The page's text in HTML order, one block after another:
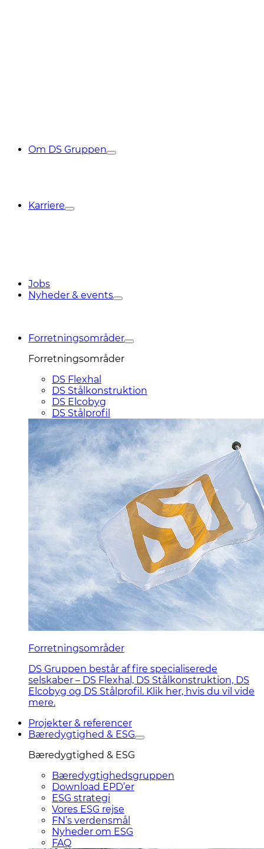
Om DS Gruppen
Karriere
Jobs
Nyheder & events
Forretningsområder
Forretningsområder
DS Flexhal
DS Stålkonstruktion
DS Elcobyg
DS Stålprofil
Forretningsområder
DS Gruppen består af fire specialiserede
selskaber – DS Flexhal, DS Stålkonstruktion, DS
Elcobyg og DS Stålprofil. Klik her, hvis du vil vide
mere.
Projekter & referencer
Bæredygtighed & ESG
Bæredygtighed & ESG
Bæredygtighedsgruppen
Download EPD’er
ESG strategi
Vores ESG rejse
FN’s verdensmål
Nyheder om ESG
FAQ